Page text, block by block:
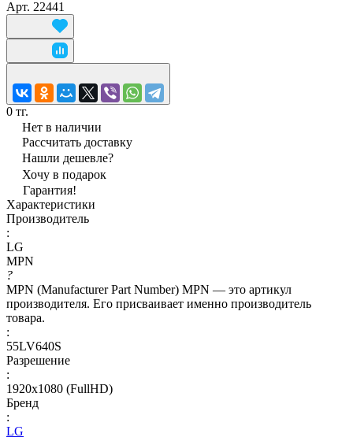
Арт. 22441
0 тг.
Нет в наличии
Рассчитать доставку
Нашли дешевле?
Хочу в подарок
Гарантия!
Характеристики
Производитель
:
LG
MPN
?
MPN (Manufacturer Part Number) MPN — это артикул
производителя. Его присваивает именно производитель
товара.
:
55LV640S
Разрешение
:
1920х1080 (FullHD)
Бренд
:
LG